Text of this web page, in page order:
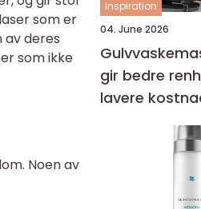
som er
deres
som ikke
Noen av
inspiration
04. June 2026
gir bedre
lavere